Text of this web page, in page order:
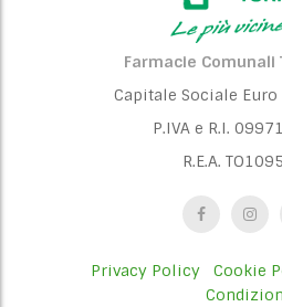
Farmacie Comunali
Capitale Sociale Euro
P.IVA e R.I.
R.E.A.
Privacy Policy Cookie